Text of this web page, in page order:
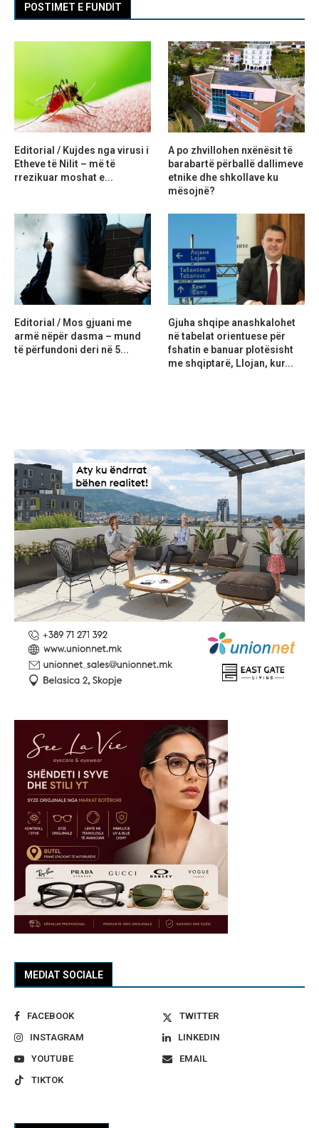
MEDIAT SOCIALE
FACEBOOK
TWITTER
INSTAGRAM
LINKEDIN
YOUTUBE
EMAIL
TIKTOK
POSTIMET E FUNDIT
Editorial / Kujdes nga virusi i
Etheve të Nilit – më të
rrezikuar moshat e...
A po zhvillohen nxënësit të
barabartë përballë dallimeve
etnike dhe shkollave ku
mësojnë?
Editorial / Mos gjuani me
armë nëpër dasma – mund
të përfundoni deri në 5...
Gjuha shqipe anashkalohet
në tabelat orientuese për
fshatin e banuar plotësisht
me shqiptarë, Llojan, kur...